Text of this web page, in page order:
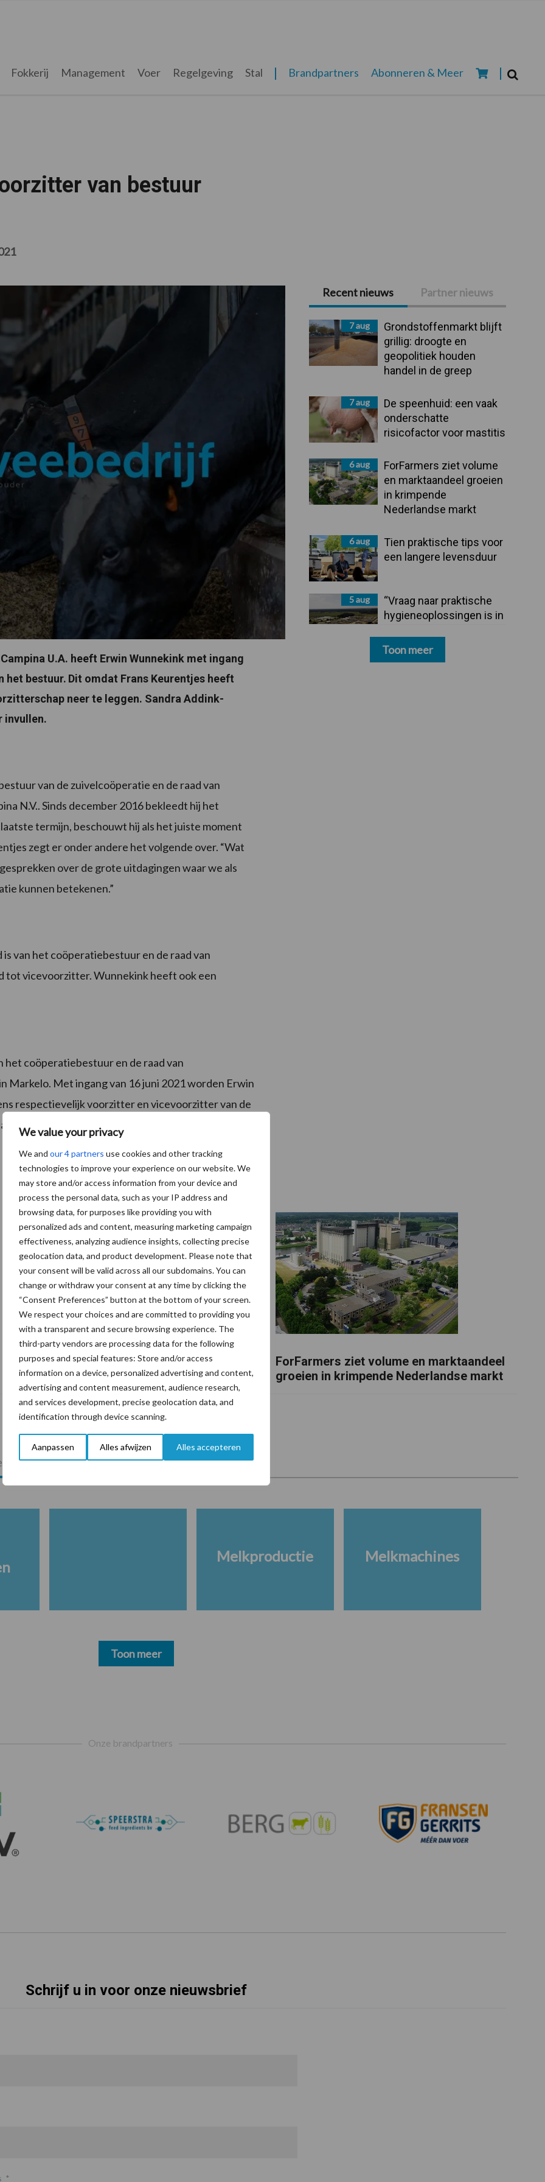
We value your privacy
We and our 4 partners use cookies and other tracking
technologies to improve your experience on our website. We
may store and/or access information from your device and
process the personal data, such as your IP address and
browsing data, for purposes like providing you with
personalized ads and content, measuring marketing campaign
effectiveness, analyzing audience insights, collecting precise
geolocation data, and product development. Please note that
your consent will be valid across all our subdomains. You can
change or withdraw your consent at any time by clicking the
“Consent Preferences” button at the bottom of your screen.
We respect your choices and are committed to providing you
with a transparent and secure browsing experience. The
third-party vendors are processing data for the following
purposes and special features: Store and/or access
information on a device, personalized advertising and content,
advertising and content measurement, audience research,
and services development, precise geolocation data, and
identification through device scanning.
Aanpassen Alles afwijzen Alles accepteren
Fokkerij Management Voer Regelgeving Stal Brandpartners Abonneren & Meer
van bestuur
U.A. heeft Erwin Wunnekink met ingang
het bestuur. Dit omdat Frans Keurentjes heeft
neer te leggen. Sandra Addink-
invullen.
van de zuivelcoöperatie en de raad van
N.V.. Sinds december 2016 bekleedt hij het
termijn, beschouwt hij als het juiste moment
zegt er onder andere het volgende over. “Wat
over de grote uitdagingen waar we als
kunnen betekenen.”
van het coöperatiebestuur en de raad van
tot vicevoorzitter. Wunnekink heeft ook een
het coöperatiebestuur en de raad van
Markelo. Met ingang van 16 juni 2021 worden Erwin
respectievelijk voorzitter en vicevoorzitter van de
N.V.
Primaire
Sidebar
Recent nieuws Partner nieuws
7 aug
Grondstoffenmarkt blijft
grillig: droogte en
geopolitiek houden
handel in de greep
7 aug
De speenhuid: een vaak
onderschatte
risicofactor voor mastitis
6 aug
ForFarmers ziet volume
en marktaandeel groeien
in krimpende
Nederlandse markt
6 aug
Tien praktische tips voor
een langere levensduur
5 aug
“Vraag naar praktische
hygieneoplossingen is in
Toon meer
De speenhuid: een vaak onderschatte
risicofactor voor mastitis
ForFarmers ziet volume en marktaandeel
groeien in krimpende Nederlandse markt
Veevoer Wet en regelgeving
Melkproductie Melkmachines
Toon meer
Onze brandpartners
Schrijf u in voor onze nieuwsbrief
*